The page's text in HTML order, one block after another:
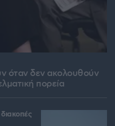
όταν δεν ακολουθούν
πορεία